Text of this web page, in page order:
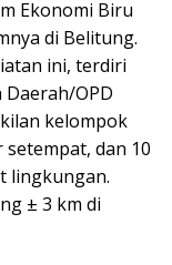
Ekonomi Biru
di Belitung.
ini, terdiri
OPD
kelompok
dan 10
lingkungan.
± 3 km di